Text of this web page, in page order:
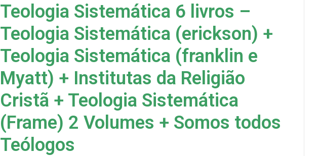
R$115,00
R$85,00
R$162,00
Teologia Sistemática 6 livros –
Teologia Sistemática (erickson) +
Teologia Sistemática (franklin e
Myatt) + Institutas da Religião
Cristã + Teologia Sistemática
(Frame) 2 Volumes + Somos todos
Teólogos